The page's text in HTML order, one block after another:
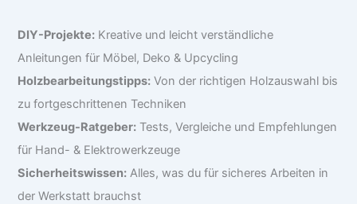
DIY-Projekte: Kreative und leicht verständliche
Anleitungen für Möbel, Deko & Upcycling
Holzbearbeitungstipps: Von der richtigen Holzauswahl bis
zu fortgeschrittenen Techniken
Werkzeug-Ratgeber: Tests, Vergleiche und Empfehlungen
für Hand- & Elektrowerkzeuge
Sicherheitswissen: Alles, was du für sicheres Arbeiten in
der Werkstatt brauchst